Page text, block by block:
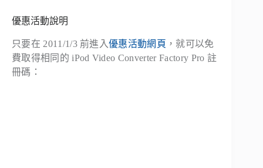
優惠活動說明
只要在 2011/1/3 前進入優惠活動網頁 ，就可以免
費取得相同的 iPod Video Converter Factory Pro 註
冊碼：